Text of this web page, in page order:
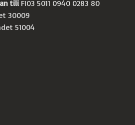
tili FI03 5011 0940 0283 80
30009
51004